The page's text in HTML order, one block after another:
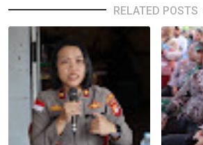
RELATED POSTS